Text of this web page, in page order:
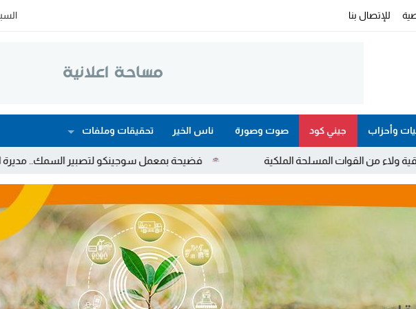
للإتصال بنا السبت 8 أغسطس
وأحزاب جيني كود صوت وصورة ناس الخير تحقيقات وملفات
فضيحة بمعمل سوجينكو لتصبير السمك.. مديرة الموارد البشرية الملكية